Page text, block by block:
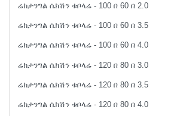
ሬክታንግል ሴክሽን ቱቦላሬ - 100 በ 60 በ 2.0
ሬክታንግል ሴክሽን ቱቦላሬ - 100 በ 60 በ 3.5
ሬክታንግል ሴክሽን ቱቦላሬ - 100 በ 60 በ 4.0
ሬክታንግል ሴክሽን ቱቦላሬ - 120 በ 80 በ 3.0
ሬክታንግል ሴክሽን ቱቦላሬ - 120 በ 80 በ 3.5
ሬክታንግል ሴክሽን ቱቦላሬ - 120 በ 80 በ 4.0